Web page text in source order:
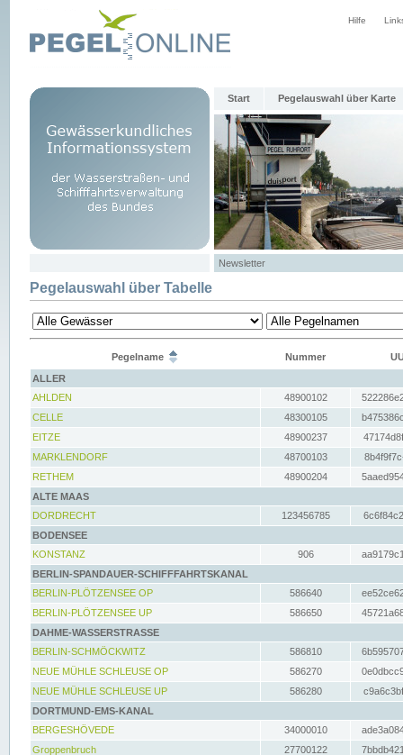
Hilfe
Start Pegelauswahl über Karte
Newsletter
Pegelauswahl über Tabelle
Pegelname Nummer
ALLER
AHLDEN
48900102
CELLE
48300105
EITZE
48900237
MARKLENDORF
48700103
RETHEM
48900204
ALTE MAAS
DORDRECHT
123456785
BODENSEE
KONSTANZ
906
BERLIN-SPANDAUER-SCHIFFFAHRTSKANAL
BERLIN-PLÖTZENSEE OP
586640
BERLIN-PLÖTZENSEE UP
586650
DAHME-WASSERSTRASSE
BERLIN-SCHMÖCKWITZ
586810
NEUE MÜHLE SCHLEUSE OP
586270
NEUE MÜHLE SCHLEUSE UP
586280
DORTMUND-EMS-KANAL
BERGESHÖVEDE
34000010
Groppenbruch
27700122